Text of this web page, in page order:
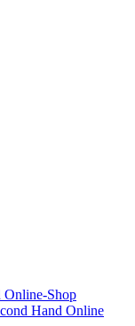
Online-Shop
Hand Online